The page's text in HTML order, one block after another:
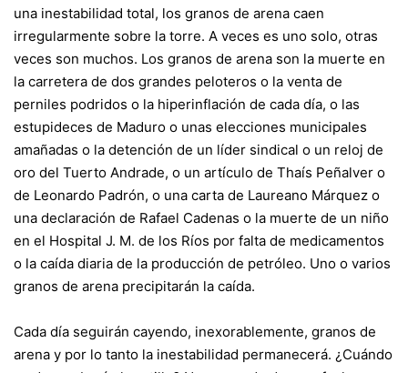
una inestabilidad total, los granos de arena caen
irregularmente sobre la torre. A veces es uno solo, otras
veces son muchos. Los granos de arena son la muerte en
la carretera de dos grandes peloteros o la venta de
perniles podridos o la hiperinflación de cada día, o las
estupideces de Maduro o unas elecciones municipales
amañadas o la detención de un líder sindical o un reloj de
oro del Tuerto Andrade, o un artículo de Thaís Peñalver o
de Leonardo Padrón, o una carta de Laureano Márquez o
una declaración de Rafael Cadenas o la muerte de un niño
en el Hospital J. M. de los Ríos por falta de medicamentos
o la caída diaria de la producción de petróleo. Uno o varios
granos de arena precipitarán la caída.
Cada día seguirán cayendo, inexorablemente, granos de
arena y por lo tanto la inestabilidad permanecerá. ¿Cuándo